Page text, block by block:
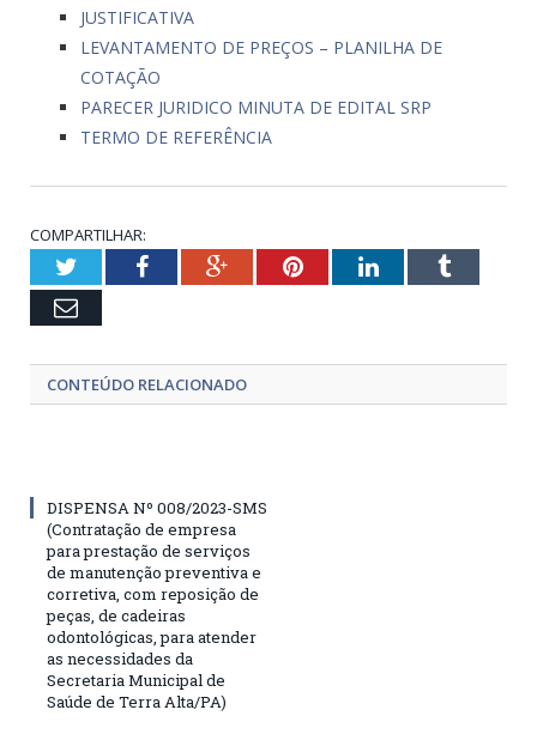
JUSTIFICATIVA
LEVANTAMENTO DE PREÇOS – PLANILHA DE
COTAÇÃO
PARECER JURIDICO MINUTA DE EDITAL SRP
TERMO DE REFERÊNCIA
COMPARTILHAR:
TwitterFacebookGoogle+PinterestLinkedInTumblr
Email
CONTEÚDO RELACIONADO
DISPENSA Nº 008/2023-SMS
(Contratação de empresa
para prestação de serviços
de manutenção preventiva e
corretiva, com reposição de
peças, de cadeiras
odontológicas, para atender
as necessidades da
Secretaria Municipal de
Saúde de Terra Alta/PA)